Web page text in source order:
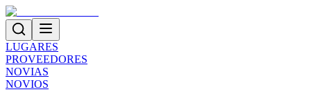
LUGARES
PROVEEDORES
NOVIAS
NOVIOS